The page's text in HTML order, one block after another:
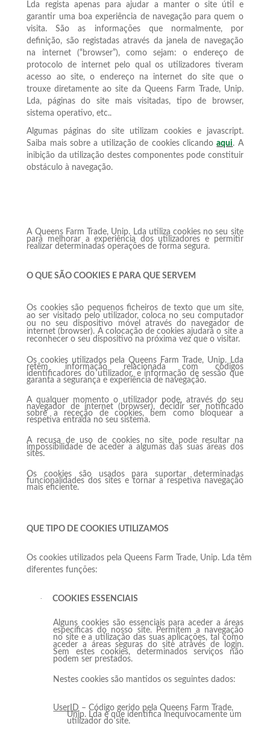
Lda regista apenas para ajudar a manter o site útil e
garantir uma boa experiência de navegação para quem o
visita. São as informações que normalmente, por
definição, são registadas através da janela de navegação
na internet (“browser”), como sejam: o endereço de
protocolo de internet pelo qual os utilizadores tiveram
acesso ao site, o endereço na internet do site que o
trouxe diretamente ao site da Queens Farm Trade, Unip.
Lda, páginas do site mais visitadas, tipo de browser,
sistema operativo, etc..
Algumas páginas do site utilizam cookies e javascript.
Saiba mais sobre a utilização de cookies clicandoaqui. A
inibição da utilização destes componentes pode constituir
obstáculo à navegação.
A Queens Farm Trade, Unip. Lda utiliza cookies no seu site
para melhorar a experiência dos utilizadores e permitir
realizar determinadas operações de forma segura.
O QUE SÃO COOKIES E PARA QUE SERVEM
Os cookies são pequenos ficheiros de texto que um site,
ao ser visitado pelo utilizador, coloca no seu computador
ou no seu dispositivo móvel através do navegador de
internet (browser). A colocação de cookies ajudará o site a
reconhecer o seu dispositivo na próxima vez que o visitar.
Os cookies utilizados pela Queens Farm Trade, Unip. Lda
retêm informação relacionada com códigos
identificadores do utilizador, e informação de sessão que
garanta a segurança e experiência de navegação.
A qualquer momento o utilizador pode, através do seu
navegador de internet (browser), decidir ser notificado
sobre a receção de cookies, bem como bloquear a
respetiva entrada no seu sistema.
A recusa de uso de cookies no site, pode resultar na
impossibilidade de aceder a algumas das suas áreas dos
sites.
Os cookies são usados para suportar determinadas
funcionalidades dos sites e tornar a respetiva navegação
mais eficiente.
QUE TIPO DE COOKIES UTILIZAMOS
Os cookies utilizados pela Queens Farm Trade, Unip. Lda têm
diferentes funções:
· COOKIES ESSENCIAIS
Alguns cookies são essenciais para aceder a áreas
específicas do nosso site. Permitem a navegação
no site e a utilização das suas aplicações, tal como
aceder a áreas seguras do site através de login.
Sem estes cookies, determinados serviços não
podem ser prestados.
Nestes cookies são mantidos os seguintes dados:
UserID – Código gerido pela Queens Farm Trade,
Unip. Lda e que identifica inequivocamente um
utilizador do site.